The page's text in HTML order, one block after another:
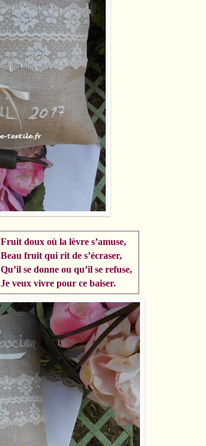
Fruit doux où la lèvre s’amuse,
Beau fruit qui rit de s’écraser,
Qu’il se donne ou qu’il se refuse,
Je veux vivre pour ce baiser.